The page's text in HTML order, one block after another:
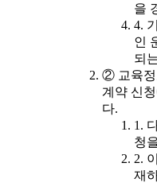
을
4.
인
되
② 교육정
계약 신
다.
1.
청
2.
재